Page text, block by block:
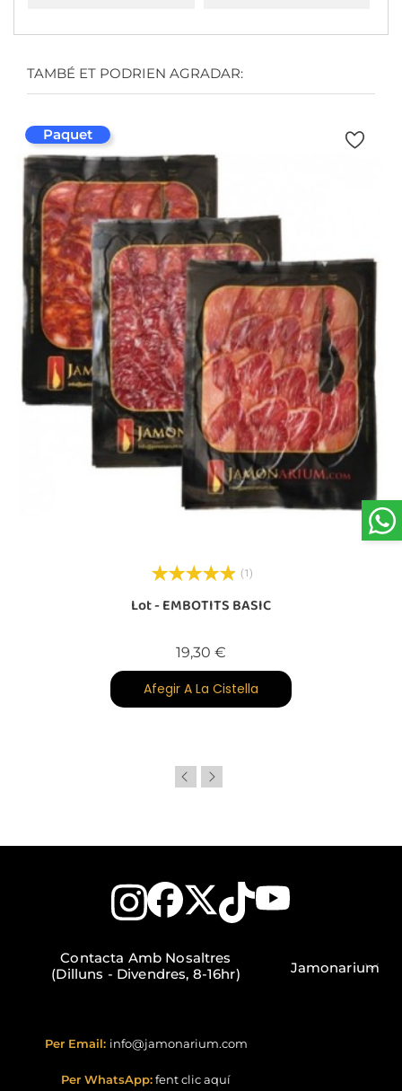
TAMBÉ ET PODRIEN AGRADAR:
Paquet
(1)
Lot - EMBOTITS BASIC
19,30 €
Afegir A La Cistella
Contacta Amb Nosaltres
(Dilluns - Divendres, 8-16hr)
Per Email: info@jamonarium.com
Per WhatsApp:fent clic aquí
Jamonarium